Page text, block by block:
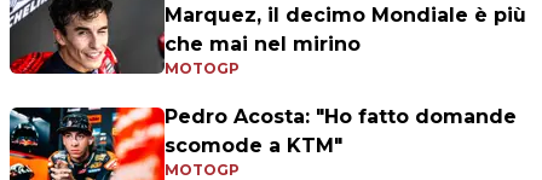
Marquez, il decimo Mondiale è più
che mai nel mirino
MOTOGP
Pedro Acosta: "Ho fatto domande
scomode a KTM"
MOTOGP